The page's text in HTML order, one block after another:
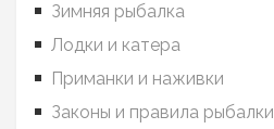
Зимняя рыбалка
Лодки и катера
Приманки и наживки
Законы и правила рыбалки